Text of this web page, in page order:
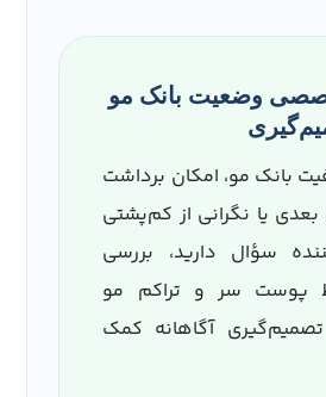
وضعیت بانک مو
بانک مو، امکان برداشت
یا نگرانی از کم‌پشتی
سؤال دارید، بررسی
پوست سر و تراکم مو
آگاهانه کمک